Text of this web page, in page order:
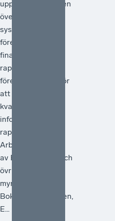
uppdrag att göra en
översyn av
systemet för
företagens
finansiella
rapportering och
föreslå åtgärder för
att förstärka
kvaliteten i den
information som
rapporteras.
Arbetet ska ledas
av Bolagsverket och
övriga deltagande
myndigheter är
Bokföringsnämnden,
E...